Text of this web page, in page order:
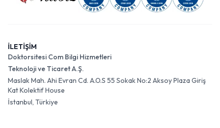
İLETİŞİM
Doktorsitesi Com Bilgi Hizmetleri
Teknoloji ve Ticaret A.Ş.
Maslak Mah. Ahi Evran Cd. A.O.S 55 Sokak No:2 Aksoy Plaza Giriş
Kat Kolektif House
İstanbul, Türkiye